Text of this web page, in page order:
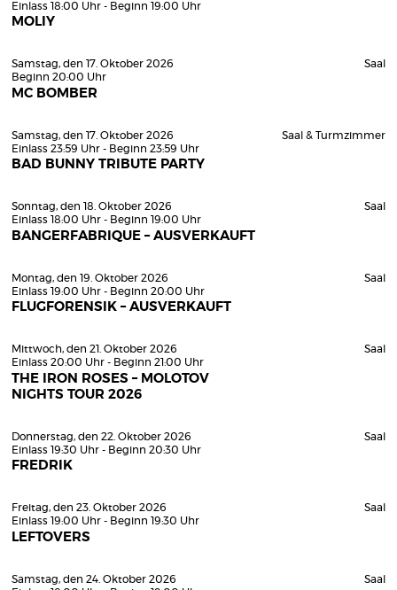
Einlass 18:00 Uhr - Beginn 19:00 Uhr
MOLIY
Samstag, den 17. Oktober 2026
Beginn 20:00 Uhr
MC BOMBER
Saal
Samstag, den 17. Oktober 2026
Einlass 23:59 Uhr - Beginn 23:59 Uhr
BAD BUNNY TRIBUTE PARTY
Saal & Turmzimmer
Sonntag, den 18. Oktober 2026
Einlass 18:00 Uhr - Beginn 19:00 Uhr
BANGERFABRIQUE – AUSVERKAUFT
Saal
Montag, den 19. Oktober 2026
Einlass 19:00 Uhr - Beginn 20:00 Uhr
FLUGFORENSIK – AUSVERKAUFT
Saal
Mittwoch, den 21. Oktober 2026
Einlass 20:00 Uhr - Beginn 21:00 Uhr
THE IRON ROSES – MOLOTOV
NIGHTS TOUR 2026
Saal
Donnerstag, den 22. Oktober 2026
Einlass 19:30 Uhr - Beginn 20:30 Uhr
FREDRIK
Saal
Freitag, den 23. Oktober 2026
Einlass 19:00 Uhr - Beginn 19:30 Uhr
LEFTOVERS
Saal
Samstag, den 24. Oktober 2026
Saal